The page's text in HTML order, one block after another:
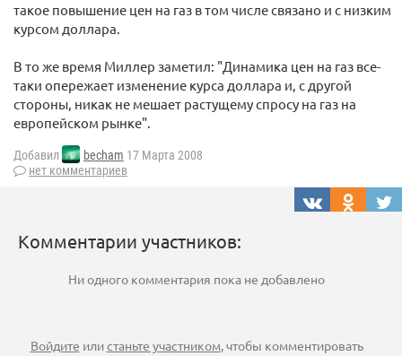
такое повышение цен на газ в том числе связано и с низким
курсом доллара.
В то же время Миллер заметил: "Динамика цен на газ все-
таки опережает изменение курса доллара и, с другой
стороны, никак не мешает растущему спросу на газ на
европейском рынке".
Добавил becham 17 Марта 2008
нет комментариев
Комментарии участников:
Ни одного комментария пока не добавлено
Войдите илистаньте участником, чтобы комментировать